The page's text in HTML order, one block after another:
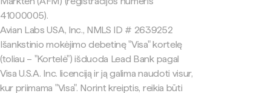
41000005).
Avian Labs USA, Inc., NMLS ID # 2639252
Išankstinio mokėjimo debetinę "Visa" kortelę
(toliau – "Kortelė") išduoda Lead Bank pagal
Visa U.S.A. Inc. licenciją ir ją galima naudoti visur,
kur priimama "Visa". Norint kreiptis, reikia būti